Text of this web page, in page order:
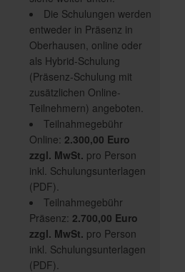
Die Schulungen werden
entweder in Präsenz in
Oberhausen, online oder
als Hybrid-Schulung
(Präsenz-Schulung mit
zusätzlichen Online-
Teilnehmern) angeboten.
Teilnahmegebühr
Online: 2.300,00 Euro
zzgl. MwSt. pro Person
inkl. Schulungsunterlagen
(PDF).
Teilnahmegebühr
Präsenz: 2.700,00 Euro
zzgl. MwSt. pro Person
inkl. Schulungsunterlagen
(PDF).